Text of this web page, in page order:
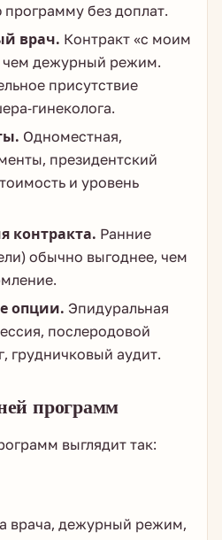
программу без доплат.
врач. Контракт «с моим
чем дежурный режим.
присутствие
гинеколога.
Одноместная,
президентский
и уровень
контракта. Ранние
обычно выгоднее, чем
опции. Эпидуральная
послеродовой
грудничковый аудит.
программ
выглядит так:
врача, дежурный режим,